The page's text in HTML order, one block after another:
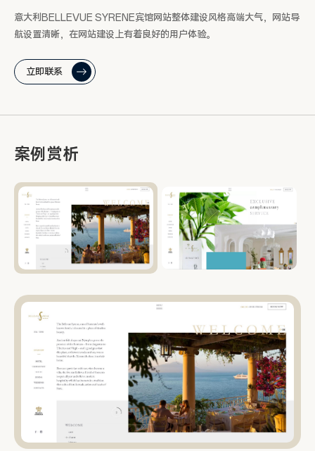
意大利BELLEVUE SYRENE宾馆网站整体建设风格高端大气，网站导
航设置清晰，在网站建设上有着良好的用户体验。
立即联系
案例赏析